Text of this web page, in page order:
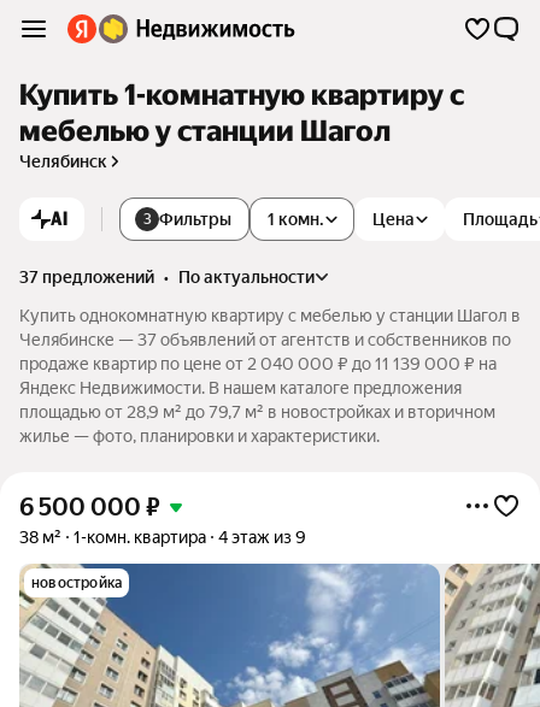
Купить 1-комнатную квартиру с
мебелью у станции Шагол
Челябинск
AI 3 Фильтры 1 комн. Цена Площадь
37 предложений •
по актуальности
Купить однокомнатную квартиру с мебелью у станции Шагол в
Челябинске — 37 объявлений от агентств и собственников по
продаже квартир по цене от 2 040 000 ₽ до 11 139 000 ₽ на
Яндекс Недвижимости. В нашем каталоге предложения
площадью от 28,9 м² до 79,7 м² в новостройках и вторичном
жилье — фото, планировки и характеристики.
6 500 000 ₽
38 м² 1-комн. квартира 4 этаж из 9
новостройка